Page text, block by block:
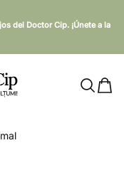
del Doctor Cip. ¡Únete a la
tău îți va mulțumi!